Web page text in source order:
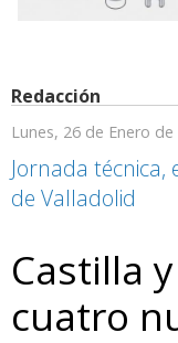
Redacción
Lunes, 26 de Enero de
Jornada técnica,
de Valladolid
Castilla
cuatro